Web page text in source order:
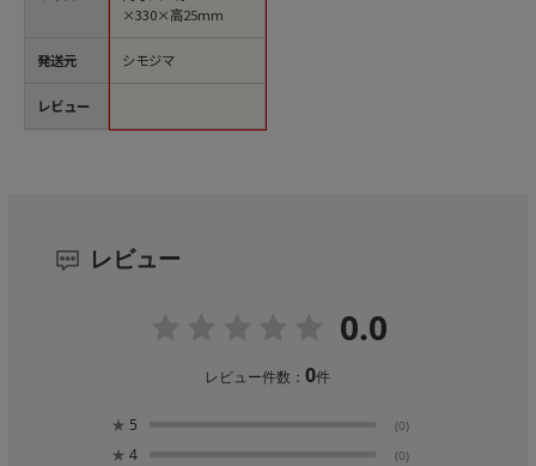
発送元
レビュー
×330×高25mm
シモジマ
レビュー
0.0
レビュー件数：0件
★ 5 (0)
★ 4 (0)